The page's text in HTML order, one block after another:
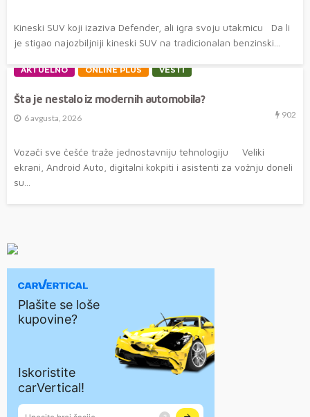
Kineski SUV koji izaziva Defender, ali igra svoju utakmicu Da li
je stigao najozbiljniji kineski SUV na tradicionalan benzinski...
AKTUELNO ONLINE PLUS VESTI
Šta je nestalo iz modernih automobila?
6 avgusta, 2026 902
Vozači sve češće traže jednostavniju tehnologiju Veliki
ekrani, Android Auto, digitalni kokpiti i asistenti za vožnju doneli
su...